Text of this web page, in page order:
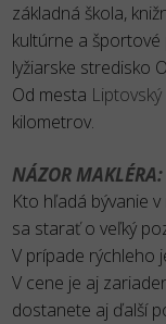
základná škola,
kultúrne a
lyžiarske stredisko
Od mesta
kilometrov.
NÁZOR MAKLÉRA:
Kto hľadá bývanie
sa starať o veľký
V prípade rýchleho
V cene je aj
dostanete aj ďalší